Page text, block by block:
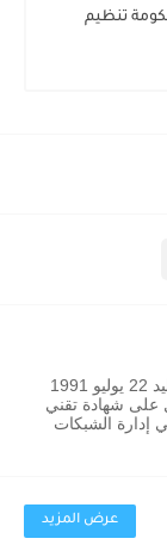
تنظيم
عثمان بوزلماط مدون مغربي من مواليد 22 يوليو 1991
شهادة تقني
الشبكات
عرض المزيد